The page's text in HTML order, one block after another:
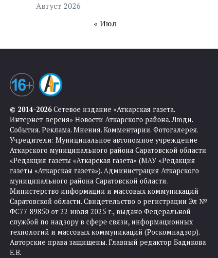
Август 2026
« Июл
© 2014-2026Сетевое издание «Аткарская газета.
Интернет-версия» Новости Аткарского района. Люди.
События. Реклама. Мнения. Комментарии. Фотогалерея.
Учредители: Муниципальное автономное учреждение
Аткарского муниципального района Саратовской области
«Редакция газеты «Аткарская газета» (МАУ «Редакция
газеты «Аткарская газета»). Администрация Аткарского
муниципального района Саратовской области.
Министерство информации и массовых коммуникаций
Саратовской области. Свидетельство о регистрации Эл №
ФС77-89850 от 22 июля 2025 г., выдано Федеральной
службой по надзору в сфере связи, информационных
технологий и массовых коммуникаций (Роскомнадзор).
Авторские права защищены. Главный редактор Бадикова
Е.В.